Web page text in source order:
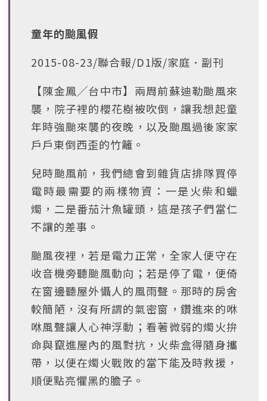
童年的颱風假
2015-08-23/聯合報/D1版/家庭．副刊
【陳金鳳╱台中市】兩周前蘇迪勒颱風來
襲，院子裡的櫻花樹被吹倒，讓我想起童
年時強颱來襲的夜晚，以及颱風過後家家
戶戶東倒西歪的竹籬。
兒時颱風前，我們總會到雜貨店排隊買停
電時最需要的兩樣物資：一是火柴和蠟
燭，二是番茄汁魚罐頭，這是孩子們當仁
不讓的差事。
颱風夜裡，若是電力正常，全家人便守在
收音機旁聽颱風動向；若是停了電，便倚
在窗邊聽屋外懾人的風雨聲。那時的房舍
較簡陋，沒有所謂的氣密窗，鑽進來的咻
咻風聲讓人心神浮動；看著微弱的燭火拚
命與竄進屋內的風對抗，火柴盒得隨身攜
帶，以便在燭火戰敗的當下能及時救援，
順便點亮懼黑的膽子。